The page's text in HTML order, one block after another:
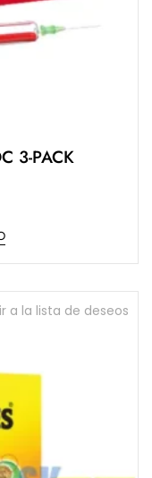
3-PACK
a la lista de deseos